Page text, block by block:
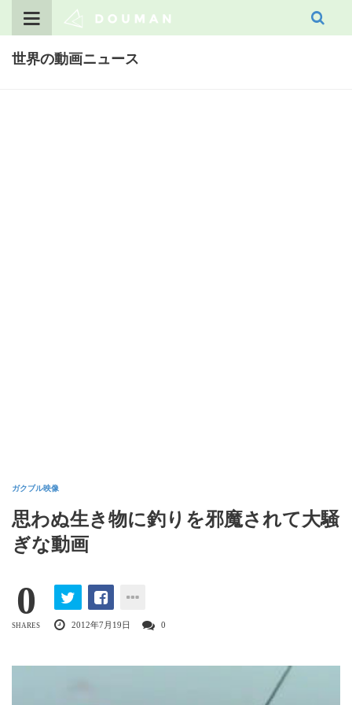
世界の動画ニュース
ガクブル映像
思わぬ生き物に釣りを邪魔されて大騒
ぎな動画
0
SHARES 2012年7月19日 0